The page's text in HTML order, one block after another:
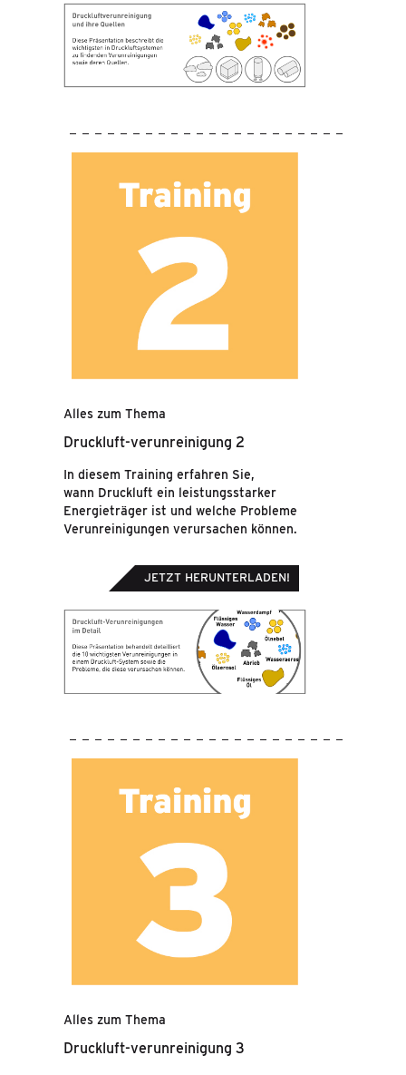
Alles zum Thema
Druckluft-verunreinigung 2
In diesem Training erfahren Sie,
wann Druckluft ein leistungsstarker
Energieträger ist und welche Probleme
Verunreinigungen verursachen können.
JETZT HERUNTERLADEN!
Alles zum Thema
Druckluft-verunreinigung 3